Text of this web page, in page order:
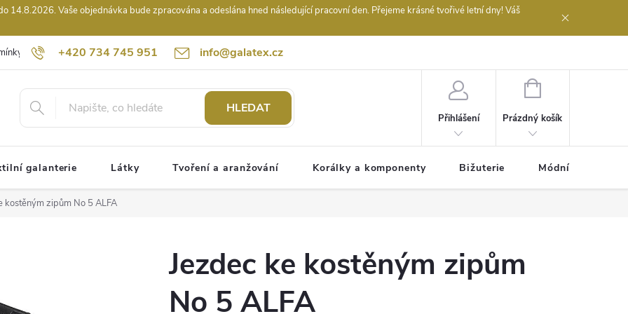
14.8.2026. Vaše objednávka bude zpracována a odeslána hned následující pracovní den. Přejeme krásné tvořivé letní dny! Váš
+420 734 745 951 info@galatex.cz
Podmínky ochrany osobních údajů Kontakty Hodnocení obchodu
HLEDAT
Přihlášení
NÁKUPNÍ
Prázdný košík
galanterie Látky Tvoření a aranžování Korálky a komponenty Bižuterie Módní doplňky
kostěným zipům No 5 ALFA
Jezdec ke kostěným zipům
No 5 ALFA